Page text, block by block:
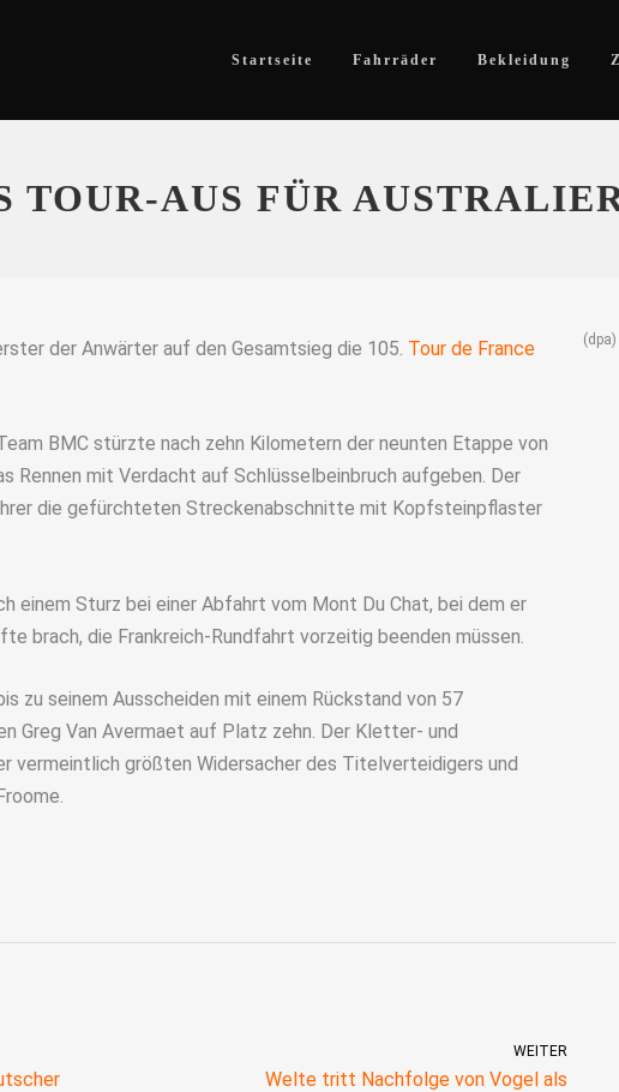
Startseite Fahrräder Bekleidung
TOUR-AUS FÜR
der Anwärter auf den Gesamtsieg die 105. Tour de France
BMC stürzte nach zehn Kilometern der neunten Etappe von
Rennen mit Verdacht auf Schlüsselbeinbruch aufgeben. Der
die gefürchteten Streckenabschnitte mit Kopfsteinpflaster
einem Sturz bei einer Abfahrt vom Mont Du Chat, bei dem er
brach, die Frankreich-Rundfahrt vorzeitig beenden müssen.
zu seinem Ausscheiden mit einem Rückstand von 57
Greg Van Avermaet auf Platz zehn. Der Kletter- und
vermeintlich größten Widersacher des Titelverteidigers und
(dpa)
WEITER
Welte tritt Nachfolge von Vogel als